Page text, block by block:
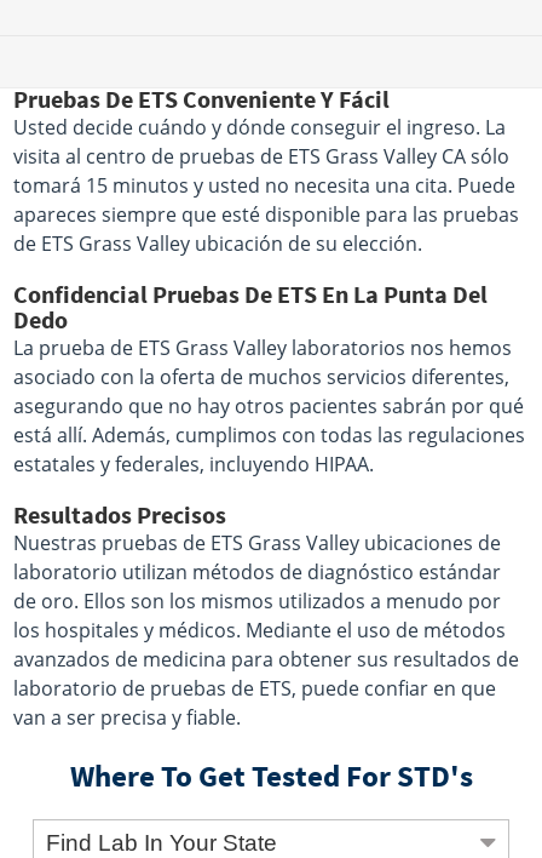
Pruebas De ETS Conveniente Y Fácil
Usted decide cuándo y dónde conseguir el ingreso. La
visita al centro de pruebas de ETS Grass Valley CA sólo
tomará 15 minutos y usted no necesita una cita. Puede
apareces siempre que esté disponible para las pruebas
de ETS Grass Valley ubicación de su elección.
Confidencial Pruebas De ETS En La Punta Del
Dedo
La prueba de ETS Grass Valley laboratorios nos hemos
asociado con la oferta de muchos servicios diferentes,
asegurando que no hay otros pacientes sabrán por qué
está allí. Además, cumplimos con todas las regulaciones
estatales y federales, incluyendo HIPAA.
Resultados Precisos
Nuestras pruebas de ETS Grass Valley ubicaciones de
laboratorio utilizan métodos de diagnóstico estándar
de oro. Ellos son los mismos utilizados a menudo por
los hospitales y médicos. Mediante el uso de métodos
avanzados de medicina para obtener sus resultados de
laboratorio de pruebas de ETS, puede confiar en que
van a ser precisa y fiable.
Where To Get Tested For STD's
Find Lab In Your State